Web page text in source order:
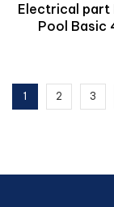
Electrical part
Pool Basic
1 2 3